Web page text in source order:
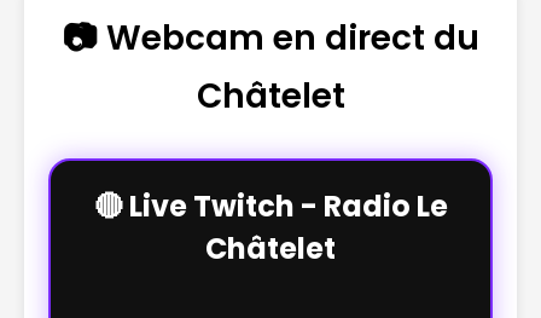
📷 Webcam en direct du
Châtelet
🔴 Live Twitch - Radio Le
Châtelet